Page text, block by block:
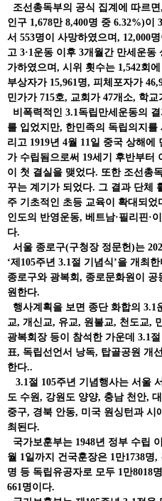
조선총독부의 공식 집계에 따르면
인구 1,678만 8,400명 중 6.32%)이
서 553명이 사망하였으며, 12,000
고 3·1운동 이후 3개월간 만세운동
가하였으며, 시위 횟수는 1,542회
부상자가 15,961명, 피체포자가
민가가 715호, 교회가 47개소, 학
비폭력적인 3.1독립만세운동의
를 입었지만, 한민족의 독립의지
리고 1919년 4월 11일 중국 상해
가 수립됨으로써 19세기 후반부터
이 첫 결실을 맺었다. 또한 조선총
꾸는 계기가 되었다. 그 결과 단체
주 기초적인 초등 교육이 확대되었
인도의 반영운동, 베트남·필리핀·
다.
서울 종로구(구청장 정문헌)는
‘제105주년 3.1절 기념식’을 개최
종로구와 광복회, 종로문화원이
원한다.
행사계획을 보면 종단 화합의 3.1
교, 개신교, 유교, 원불교, 천도교,
광복회장 등이 참석한 가운데 3.1
표, 독립선언서 낭독, 탑골공원 개
한다..
3.1절 105주년 기념행사는 서울
도 수원, 강원도 양양, 충남 천안,
중구, 경북 안동, 미국 원싱턴과 시
최된다.
국가보훈부는 1948년 정부 수립
월 1일까지 건국훈장은 1만1738명
명 등 독립유공자로 모두 1만8018
661명이다.